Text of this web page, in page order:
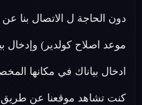
دون الحاجة ل الاتصال بنا
موعد اصلاح كولدير) وإدخال
ادخال بياناك في مكانها
كنت تشاهد موقعنا عن طريق